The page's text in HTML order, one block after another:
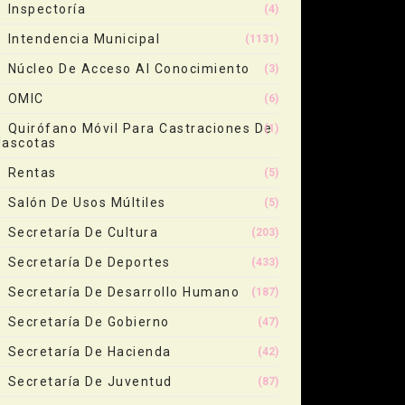
Inspectoría (4)
Intendencia Municipal (1131)
Núcleo De Acceso Al Conocimiento (3)
OMIC (6)
Quirófano Móvil Para Castraciones De(1)
Rentas (5)
Salón De Usos Múltiles (5)
Secretaría De Cultura (203)
Secretaría De Deportes (433)
Secretaría De Desarrollo Humano (187)
Secretaría De Gobierno (47)
Secretaría De Hacienda (42)
Secretaría De Juventud (87)